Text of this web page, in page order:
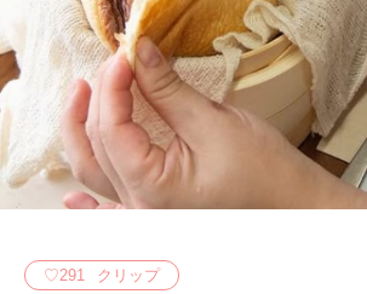
♡291 クリップ